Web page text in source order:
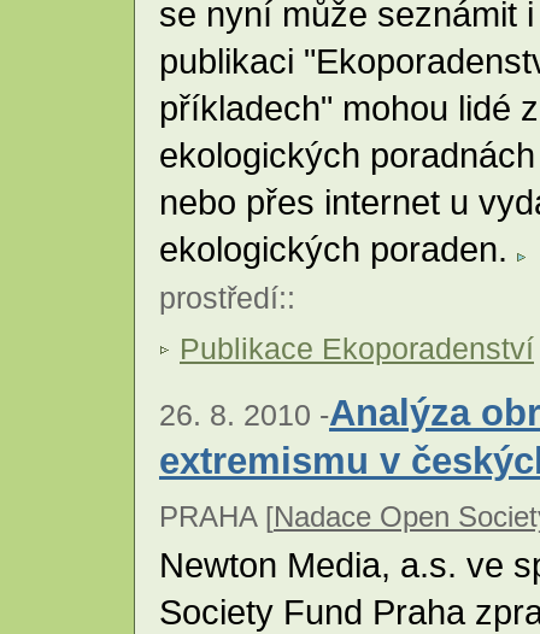
se nyní může seznámit
publikaci
příkladech" mohou lidé
ekologických
nebo přes internet u
ekologických poraden.
prostředí::
Publikace Ekoporadenství
26. 8. 2010 -Analýza
extremismu v
PRAHA [Nadace Open
Newton Media, a.s. ve
Society Fund Praha